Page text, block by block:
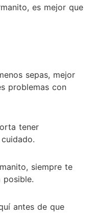
es mejor que
sepas, mejor
problemas con
tener
siempre te
posible.
antes de que